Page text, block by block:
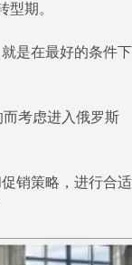
型期。
是在最好的条件下
考虑进入俄罗斯
销策略，进行合适